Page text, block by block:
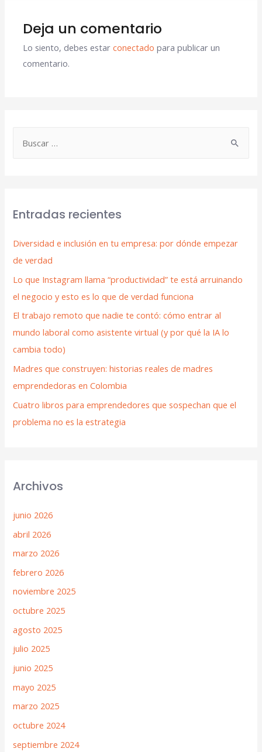
Entradas recientes
Diversidad e inclusión en tu empresa: por dónde empezar
de verdad
Lo que Instagram llama “productividad” te está arruinando
el negocio y esto es lo que de verdad funciona
El trabajo remoto que nadie te contó: cómo entrar al
mundo laboral como asistente virtual (y por qué la IA lo
cambia todo)
Madres que construyen: historias reales de madres
emprendedoras en Colombia
Cuatro libros para emprendedores que sospechan que el
problema no es la estrategia
Archivos
junio 2026
abril 2026
marzo 2026
febrero 2026
noviembre 2025
octubre 2025
agosto 2025
julio 2025
junio 2025
mayo 2025
marzo 2025
octubre 2024
septiembre 2024
Deja un comentario
Lo siento, debes estarconectado para publicar un
comentario.